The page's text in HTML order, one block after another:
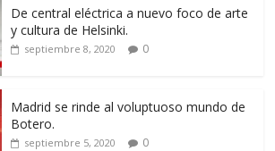
De central eléctrica a nuevo foco de arte
y cultura de Helsinki.
septiembre 8, 2020 0
Madrid se rinde al voluptuoso mundo de
Botero.
septiembre 5, 2020 0